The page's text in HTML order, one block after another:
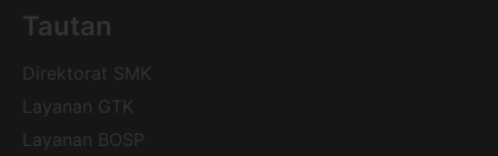
Tautan
Direktorat SMK
Layanan GTK
Layanan BOSP